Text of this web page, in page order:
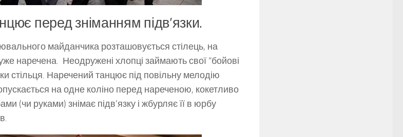
перед зніманням підв’язки.
майданчика розташовується стілець, на
наречена. Неодружені хлопці займають свої “бойові
стільця. Наречений танцює під повільну мелодію
на одне коліно перед нареченою, кокетливо
(чи руками) знімає підв’язку і жбурляє її в юрбу